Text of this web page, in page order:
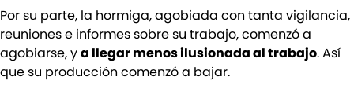
Por su parte, la hormiga, agobiada con tanta vigilancia,
reuniones e informes sobre su trabajo, comenzó a
agobiarse, ya llegar menos ilusionada al trabajo. Así
que su producción comenzó a bajar.